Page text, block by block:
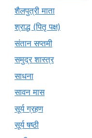
शैलपुत्री माता
श्राद्ध (पितृ पक्ष)
संतान सप्तमी
समुद्र शास्त्र
साधना
सावन मास
सूर्य ग्रहण
सूर्य षष्ठी